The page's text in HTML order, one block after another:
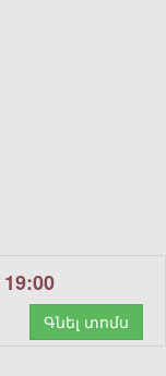
Գնել տոմս